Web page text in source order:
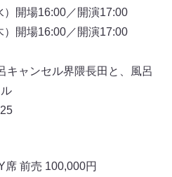
開場16:00／開演17:00
開場16:00／開演17:00
キャンセル界隈長田と、風呂
席 前売 100,000円